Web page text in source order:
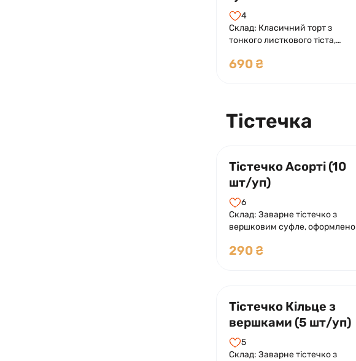
4
Склад: Класичний торт з
тонкого листкового тіста,
690 ₴
Тістечка
Тістечко Асорті (10
шт/уп)
6
Склад: Заварне тістечко з
вершковим суфле, оформлено
290 ₴
Тістечко Кільце з
вершками (5 шт/уп)
5
Склад: Заварне тістечко з